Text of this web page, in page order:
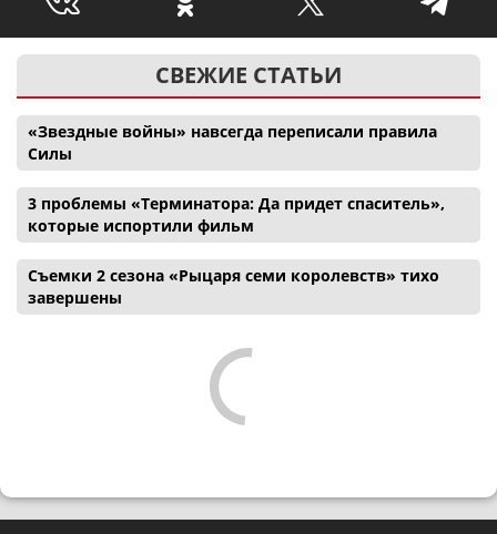
СВЕЖИЕ СТАТЬИ
«Звездные войны» навсегда переписали правила
Силы
3 проблемы «Терминатора: Да придет спаситель»,
которые испортили фильм
Съемки 2 сезона «Рыцаря семи королевств» тихо
завершены